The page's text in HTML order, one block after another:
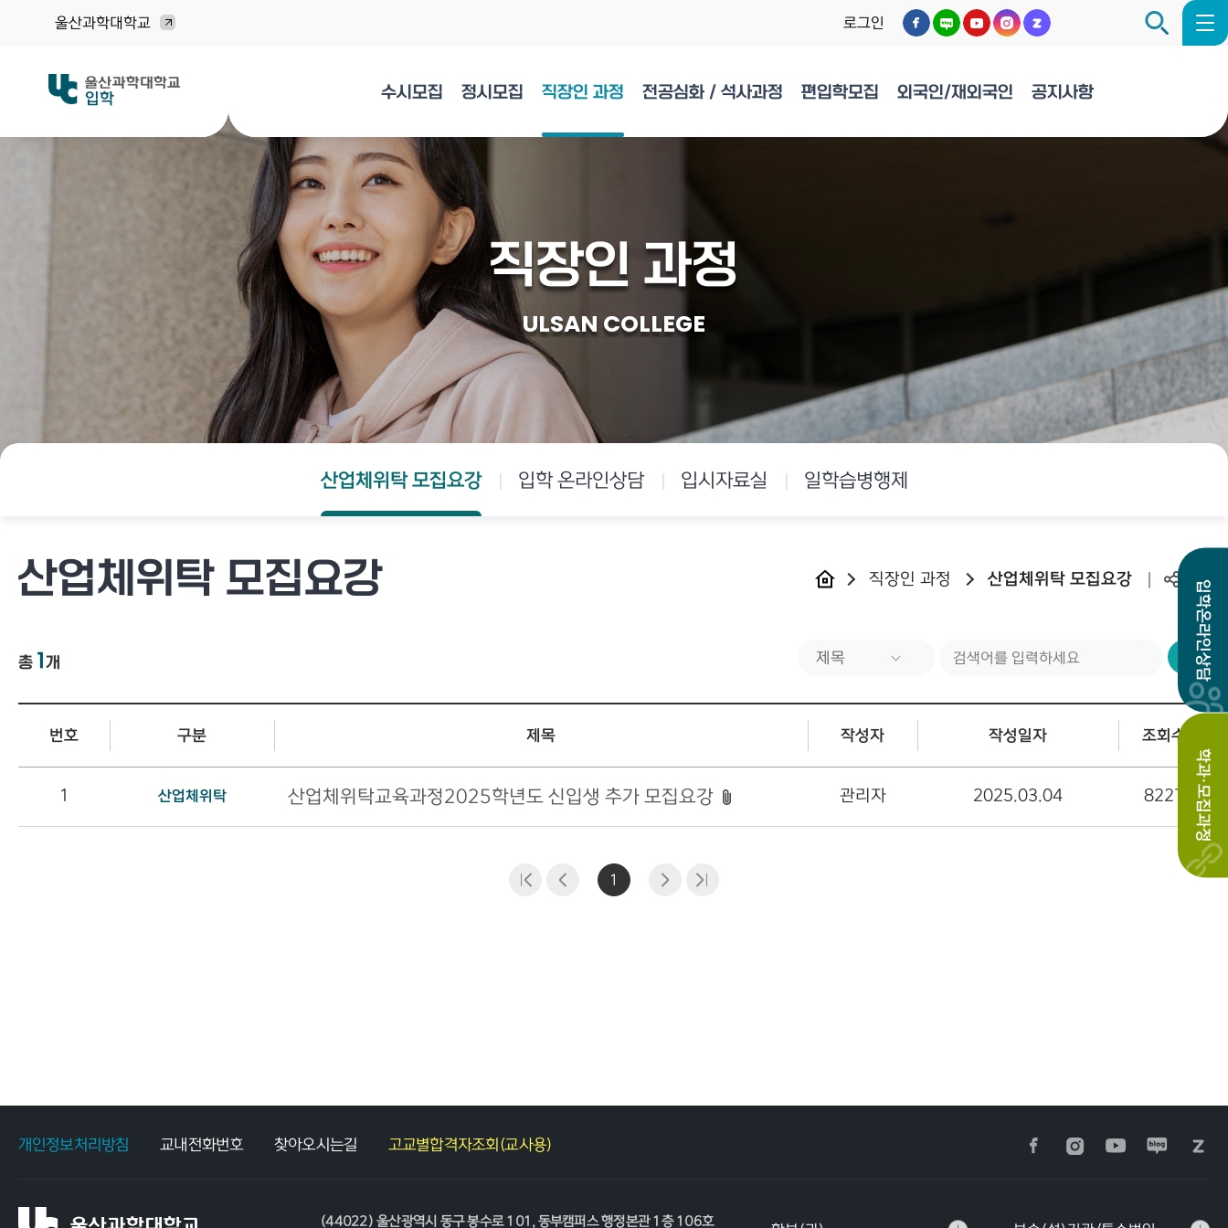
입학온라인상담
학과·모집과정
울산과학대학교 로그인
입학 수시모집 정시모집 직장인 과정 전공심화 / 석사과정 편입학모집 외국인/재외국인 공지사항
직장인 과정
ULSAN COLLEGE
산업체위탁 모집요강 입학 온라인상담 입시자료실 일학습병행제
직장인 과정 산업체위탁 모집요강
산업체위탁 모집요강
총 1 개
검
색
번호 구분 제목 작성자 작성일자 조회수
1 산업체위탁 산업체위탁교육과정2025학년도 신입생 추가 모집요강 관리자 2025.03.04 8227
1
개인정보처리방침 교내전화번호 찾아오시는길 고교별합격자조회(교사용)
(44022) 울산광역시 동구 봉수로 101, 동부캠퍼스 행정본관 1층 106호